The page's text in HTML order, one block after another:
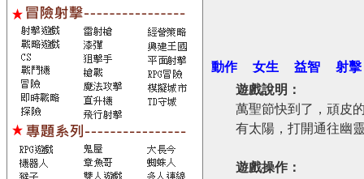
動作 女生 益智
射擊
遊戲說明：
萬聖節快到了，頑皮
有太陽，打開通往幽
遊戲操作：